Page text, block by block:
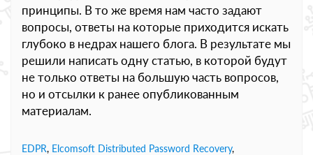
принципы. В то же время нам часто задают
вопросы, ответы на которые приходится искать
глубоко в недрах нашего блога. В результате мы
решили написать одну статью, в которой будут
не только ответы на большую часть вопросов,
но и отсылки к ранее опубликованным
материалам.
EDPR, Elcomsoft Distributed Password Recovery,